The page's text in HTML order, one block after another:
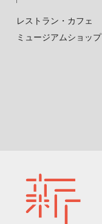
レストラン・カフェ
ミュージアムショップ